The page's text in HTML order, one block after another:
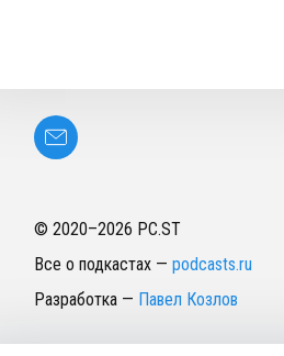
© 2020–2026 PC.ST
Все о подкастах — podcasts.ru
Разработка — Павел Козлов